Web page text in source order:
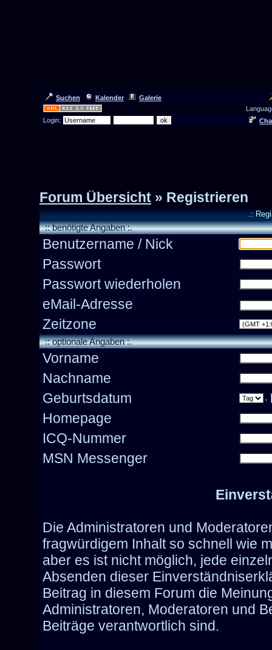
Suchen Kalender
Galerie
Login:
Forum Übersicht » Registrieren
.:
:: benötigte Angaben :.
Benutzername / Nick
Passwort
Passwort wiederholen
eMail-Adresse
Zeitzone
:: optionale Angaben :.
Vorname
Nachname
Geburtsdatum
.
Homepage
ICQ-Nummer
MSN Messenger
Die Administratoren und
fragwürdigem Inhalt so schnell wie
aber es ist nicht möglich, jede
Absenden dieser
Beitrag in diesem Forum die
Administratoren, Moderatoren und
Beiträge verantwortlich sind.